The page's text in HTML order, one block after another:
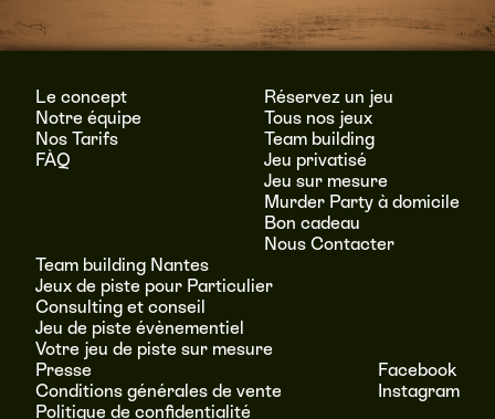
Le concept
Notre équipe
Nos Tarifs
FÀQ
Réservez un jeu
Tous nos jeux
Team building
Jeu privatisé
Jeu sur mesure
Murder Party à domicile
Bon cadeau
Nous Contacter
Team building Nantes
Jeux de piste pour Particulier
Consulting et conseil
Jeu de piste évènementiel
Votre jeu de piste sur mesure
Presse
Conditions générales de vente
Politique de confidentialité
Facebook
Instagram